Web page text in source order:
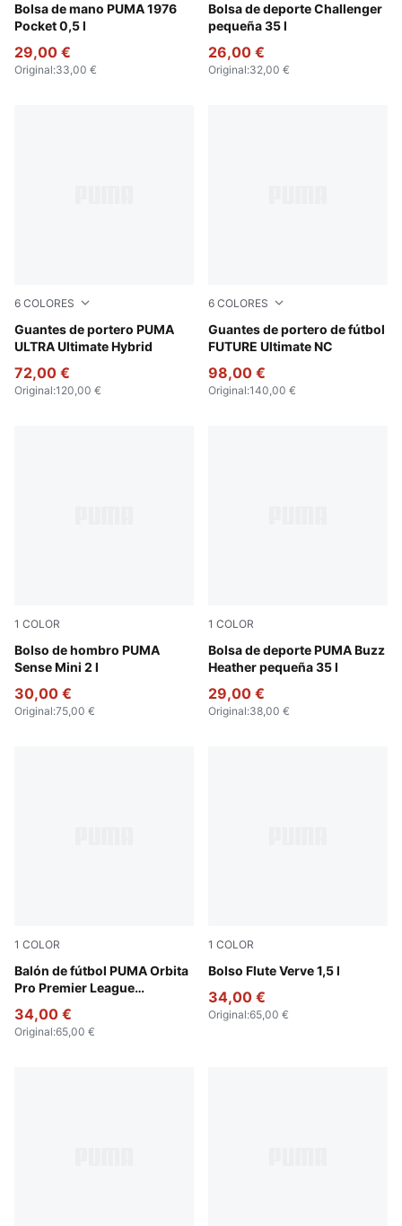
Bolsa de mano PUMA 1976
Pocket 0,5 l
PUMA White-Archive Gold
29,00 €
Original:33,00 €
Bolsa de deporte Challenger
pequeña 35 l
Rosy Outlook
26,00 €
Original:32,00 €
6 COLORES
Guantes de portero PUMA
ULTRA Ultimate Hybrid
PUMA Black-Green Terrain-Fizzy Light
72,00 €
Original:120,00 €
6 COLORES
Guantes de portero de fútbol
FUTURE Ultimate NC
PUMA Black-Glowing Red
98,00 €
Original:140,00 €
1 COLOR
Bolso de hombro PUMA
Sense Mini 2 l
Puma Black
30,00 €
Original:75,00 €
1 COLOR
Bolsa de deporte PUMA Buzz
Heather pequeña 35 l
Medium Gray Heather
29,00 €
Original:38,00 €
1 COLOR
Balón de fútbol PUMA Orbita
Pro Premier League
PUMA White-multicolor
34,00 €
Original:65,00 €
1 COLOR
Bolso Flute Verve 1,5 l
Puma Black
34,00 €
Original:65,00 €